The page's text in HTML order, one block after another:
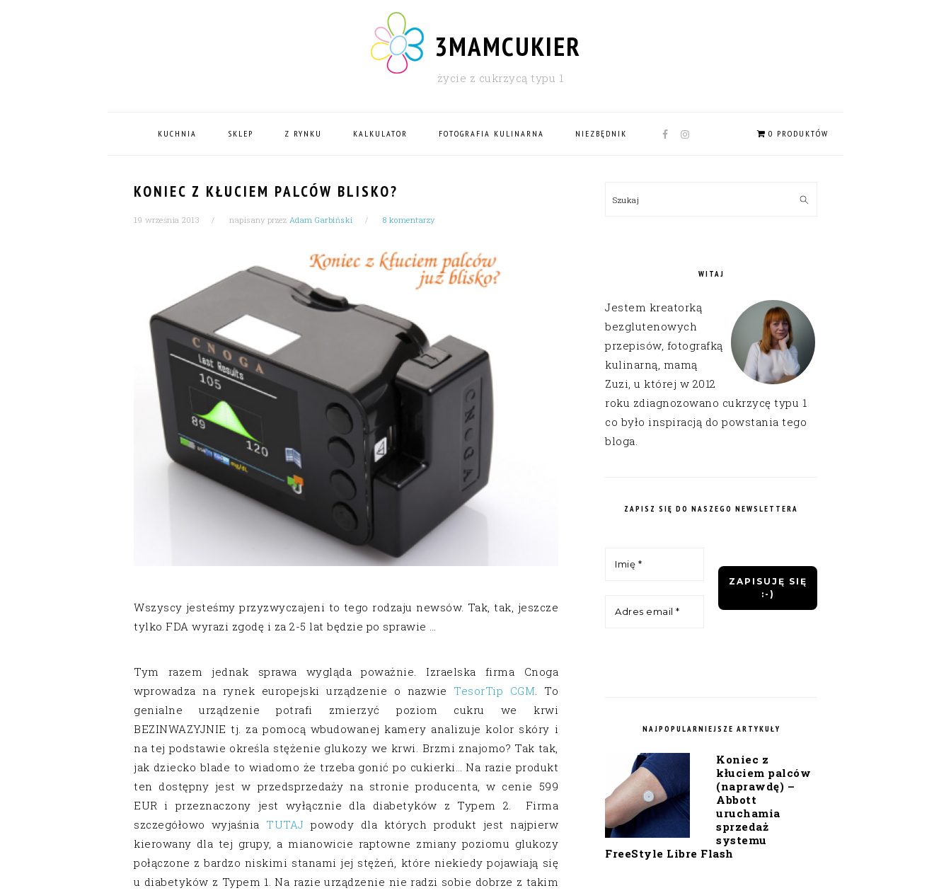
3MAMCUKIER
życie z cukrzycą typu 1
KUCHNIA SKLEP Z RYNKU KALKULATOR FOTOGRAFIA KULINARNA NIEZBĘDNIK
NAV
0 PRODUKTÓW
KONIEC Z KŁUCIEM PALCÓW BLISKO?
19 września 2013 napisany przez Adam Garbiński 8 komentarzy
Wszyscy jesteśmy przyzwyczajeni to tego rodzaju newsów. Tak, tak, jeszcze
tylko FDA wyrazi zgodę i za 2-5 lat będzie po sprawie …
Tym razem jednak sprawa wygląda poważnie. Izraelska firma Cnoga
wprowadza na rynek europejski urządzenie o nazwie TesorTip CGM. To
genialne urządzenie potrafi zmierzyć poziom cukru we krwi
BEZINWAZYJNIE tj. za pomocą wbudowanej kamery analizuje kolor skóry i
na tej podstawie określa stężenie glukozy we krwi. Brzmi znajomo? Tak tak,
jak dziecko blade to wiadomo że trzeba gonić po cukierki… Na razie produkt
ten dostępny jest w przedsprzedaży na stronie producenta, w cenie 599
EUR i przeznaczony jest wyłącznie dla diabetyków z Typem 2. Firma
szczegółowo wyjaśnia TUTAJ powody dla których produkt jest najpierw
kierowany dla tej grupy, a mianowicie raptowne zmiany poziomu glukozy
połączone z bardzo niskimi stanami jej stężeń, które niekiedy pojawiają się
u diabetyków z Typem 1. Na razie urządzenie nie radzi sobie dobrze z takim
SIDEBAR
Szukaj
WITAJ
Jestem kreatorką
bezglutenowych
przepisów, fotografką
kulinarną, mamą
Zuzi, u której w 2012
roku zdiagnozowano cukrzycę typu 1
co było inspiracją do powstania tego
bloga.
ZAPISZ SIĘ DO NASZEGO NEWSLETTERA
NAJPOPULARNIEJSZE ARTYKUŁY
Koniec z
kłuciem palców
(naprawdę) –
Abbott
uruchamia
sprzedaż
systemu
FreeStyle Libre Flash